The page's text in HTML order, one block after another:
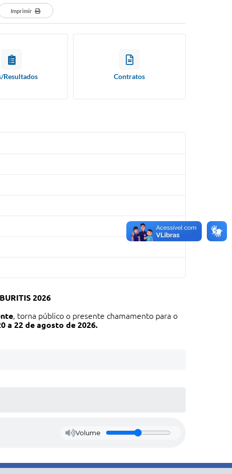
Imprimir
Resultados Contratos
2026
, torna público o presente chamamento para o
a 22 de agosto de 2026.
Volume